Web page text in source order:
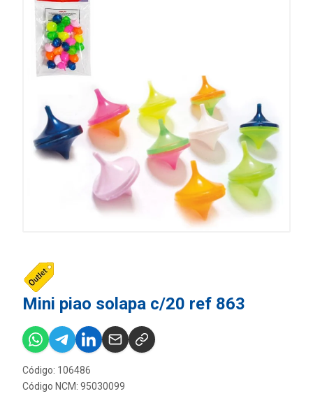
Mini piao solapa c/20 ref 863
Código: 106486
Código NCM: 95030099